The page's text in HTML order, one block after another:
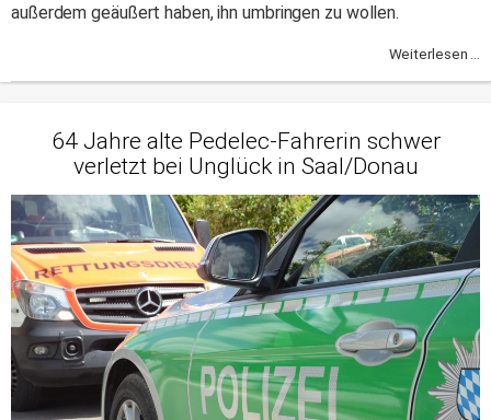
außerdem geäußert haben, ihn umbringen zu wollen.
Weiterlesen ...
64 Jahre alte Pedelec-Fahrerin schwer
verletzt bei Unglück in Saal/Donau